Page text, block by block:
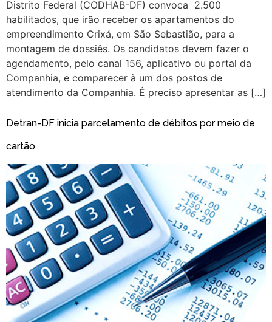
Distrito Federal (CODHAB-DF) convoca 2.500
habilitados, que irão receber os apartamentos do
empreendimento Crixá, em São Sebastião, para a
montagem de dossiês. Os candidatos devem fazer o
agendamento, pelo canal 156, aplicativo ou portal da
Companhia, e comparecer à um dos postos de
atendimento da Companhia. É preciso apresentar as […]
Detran-DF inicia parcelamento de débitos por meio de
cartão